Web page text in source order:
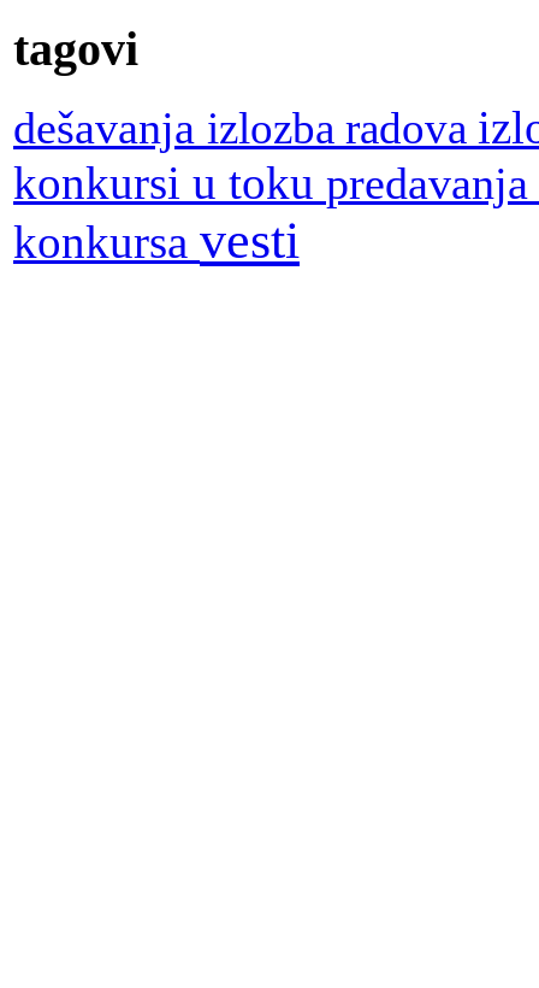
tagovi
dešavanja izlozba radova
konkursi u toku predavanja
konkursa vesti